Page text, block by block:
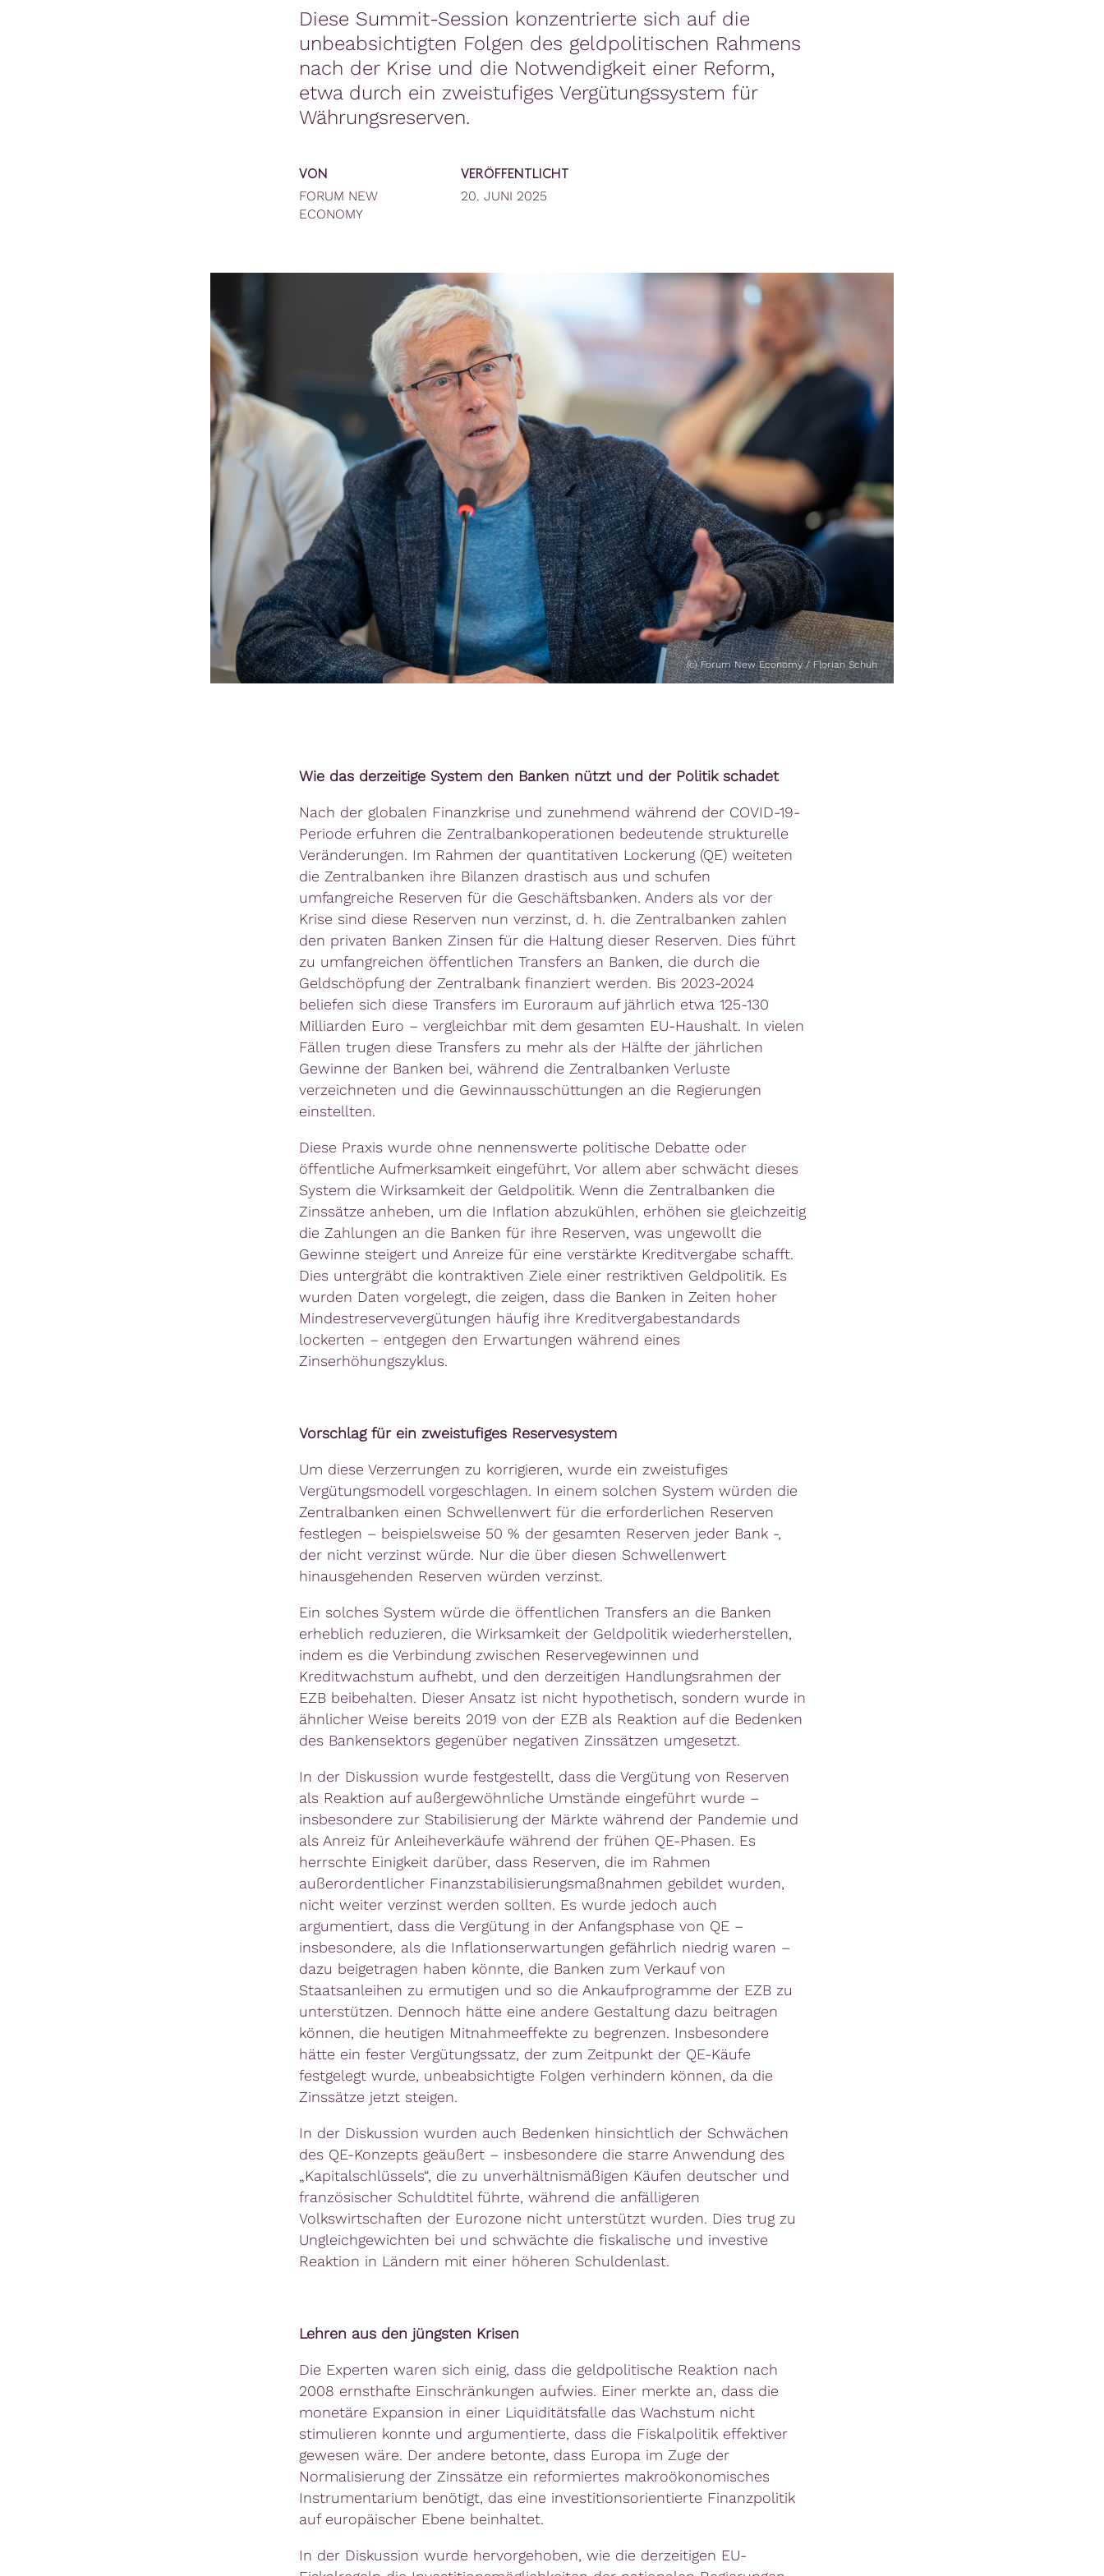
Diese Summit-Session konzentrierte sich auf die
unbeabsichtigten Folgen des geldpolitischen Rahmens
nach der Krise und die Notwendigkeit einer Reform,
etwa durch ein zweistufiges Vergütungssystem für
Währungsreserven.
VON
FORUM NEW
ECONOMY
VERÖFFENTLICHT
20. JUNI 2025
(c) Forum New Economy / Florian Schuh
Wie das derzeitige System den Banken nützt und der Politik schadet
Nach der globalen Finanzkrise und zunehmend während der COVID-19-
Periode erfuhren die Zentralbankoperationen bedeutende strukturelle
Veränderungen. Im Rahmen der quantitativen Lockerung (QE) weiteten
die Zentralbanken ihre Bilanzen drastisch aus und schufen
umfangreiche Reserven für die Geschäftsbanken. Anders als vor der
Krise sind diese Reserven nun verzinst, d. h. die Zentralbanken zahlen
den privaten Banken Zinsen für die Haltung dieser Reserven. Dies führt
zu umfangreichen öffentlichen Transfers an Banken, die durch die
Geldschöpfung der Zentralbank finanziert werden. Bis 2023-2024
beliefen sich diese Transfers im Euroraum auf jährlich etwa 125-130
Milliarden Euro – vergleichbar mit dem gesamten EU-Haushalt. In vielen
Fällen trugen diese Transfers zu mehr als der Hälfte der jährlichen
Gewinne der Banken bei, während die Zentralbanken Verluste
verzeichneten und die Gewinnausschüttungen an die Regierungen
einstellten.
Diese Praxis wurde ohne nennenswerte politische Debatte oder
öffentliche Aufmerksamkeit eingeführt, Vor allem aber schwächt dieses
System die Wirksamkeit der Geldpolitik. Wenn die Zentralbanken die
Zinssätze anheben, um die Inflation abzukühlen, erhöhen sie gleichzeitig
die Zahlungen an die Banken für ihre Reserven, was ungewollt die
Gewinne steigert und Anreize für eine verstärkte Kreditvergabe schafft.
Dies untergräbt die kontraktiven Ziele einer restriktiven Geldpolitik. Es
wurden Daten vorgelegt, die zeigen, dass die Banken in Zeiten hoher
Mindestreservevergütungen häufig ihre Kreditvergabestandards
lockerten – entgegen den Erwartungen während eines
Zinserhöhungszyklus.
Vorschlag für ein zweistufiges Reservesystem
Um diese Verzerrungen zu korrigieren, wurde ein zweistufiges
Vergütungsmodell vorgeschlagen. In einem solchen System würden die
Zentralbanken einen Schwellenwert für die erforderlichen Reserven
festlegen – beispielsweise 50 % der gesamten Reserven jeder Bank -,
der nicht verzinst würde. Nur die über diesen Schwellenwert
hinausgehenden Reserven würden verzinst.
Ein solches System würde die öffentlichen Transfers an die Banken
erheblich reduzieren, die Wirksamkeit der Geldpolitik wiederherstellen,
indem es die Verbindung zwischen Reservegewinnen und
Kreditwachstum aufhebt, und den derzeitigen Handlungsrahmen der
EZB beibehalten. Dieser Ansatz ist nicht hypothetisch, sondern wurde in
ähnlicher Weise bereits 2019 von der EZB als Reaktion auf die Bedenken
des Bankensektors gegenüber negativen Zinssätzen umgesetzt.
In der Diskussion wurde festgestellt, dass die Vergütung von Reserven
als Reaktion auf außergewöhnliche Umstände eingeführt wurde –
insbesondere zur Stabilisierung der Märkte während der Pandemie und
als Anreiz für Anleiheverkäufe während der frühen QE-Phasen. Es
herrschte Einigkeit darüber, dass Reserven, die im Rahmen
außerordentlicher Finanzstabilisierungsmaßnahmen gebildet wurden,
nicht weiter verzinst werden sollten. Es wurde jedoch auch
argumentiert, dass die Vergütung in der Anfangsphase von QE –
insbesondere, als die Inflationserwartungen gefährlich niedrig waren –
dazu beigetragen haben könnte, die Banken zum Verkauf von
Staatsanleihen zu ermutigen und so die Ankaufprogramme der EZB zu
unterstützen. Dennoch hätte eine andere Gestaltung dazu beitragen
können, die heutigen Mitnahmeeffekte zu begrenzen. Insbesondere
hätte ein fester Vergütungssatz, der zum Zeitpunkt der QE-Käufe
festgelegt wurde, unbeabsichtigte Folgen verhindern können, da die
Zinssätze jetzt steigen.
In der Diskussion wurden auch Bedenken hinsichtlich der Schwächen
des QE-Konzepts geäußert – insbesondere die starre Anwendung des
„Kapitalschlüssels“, die zu unverhältnismäßigen Käufen deutscher und
französischer Schuldtitel führte, während die anfälligeren
Volkswirtschaften der Eurozone nicht unterstützt wurden. Dies trug zu
Ungleichgewichten bei und schwächte die fiskalische und investive
Reaktion in Ländern mit einer höheren Schuldenlast.
Lehren aus den jüngsten Krisen
Die Experten waren sich einig, dass die geldpolitische Reaktion nach
2008 ernsthafte Einschränkungen aufwies. Einer merkte an, dass die
monetäre Expansion in einer Liquiditätsfalle das Wachstum nicht
stimulieren konnte und argumentierte, dass die Fiskalpolitik effektiver
gewesen wäre. Der andere betonte, dass Europa im Zuge der
Normalisierung der Zinssätze ein reformiertes makroökonomisches
Instrumentarium benötigt, das eine investitionsorientierte Finanzpolitik
auf europäischer Ebene beinhaltet.
In der Diskussion wurde hervorgehoben, wie die derzeitigen EU-